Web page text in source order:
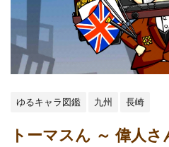
ゆるキャラ図鑑 九州 長崎
トーマスん ～ 偉人